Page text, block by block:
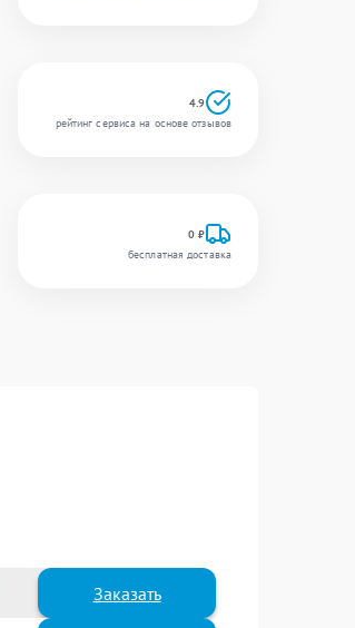
4.9
рейтинг сервиса на основе отзывов
0 ₽
бесплатная доставка
Заказать